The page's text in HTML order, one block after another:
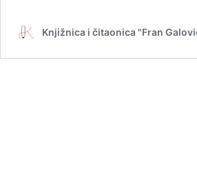
Knjižnica i čitaonica "Fran